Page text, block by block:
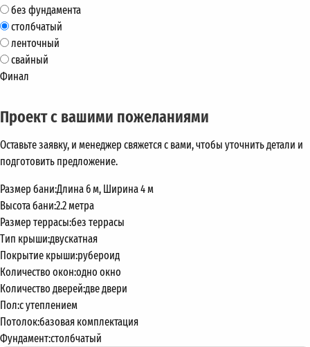
без фундамента
столбчатый
ленточный
свайный
Финал
Проект с вашими пожеланиями
Оставьте заявку, и менеджер свяжется с вами, чтобы уточнить детали и
подготовить предложение.
Размер бани:Длина 6 м, Ширина 4 м
Высота бани:2.2 метра
Размер террасы:без террасы
Тип крыши:двускатная
Покрытие крыши:рубероид
Количество окон:одно окно
Количество дверей:две двери
Пол:с утеплением
Потолок:базовая комплектация
Фундамент:столбчатый